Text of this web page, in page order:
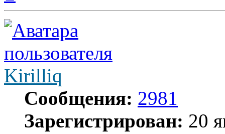
Kirilliq
Сообщения: 2981
Зарегистрирован: 20